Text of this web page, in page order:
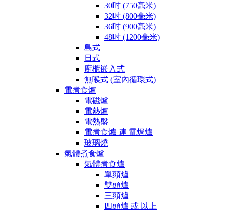
30吋 (750毫米)
32吋 (800毫米)
36吋 (900毫米)
48吋 (1200毫米)
島式
日式
廚櫃嵌入式
無喉式 (室內循環式)
電煮食爐
電磁爐
電熱爐
電熱盤
電煮食爐 連 電焗爐
玻璃燒
氣體煮食爐
氣體煮食爐
單頭爐
雙頭爐
三頭爐
四頭爐 或 以上